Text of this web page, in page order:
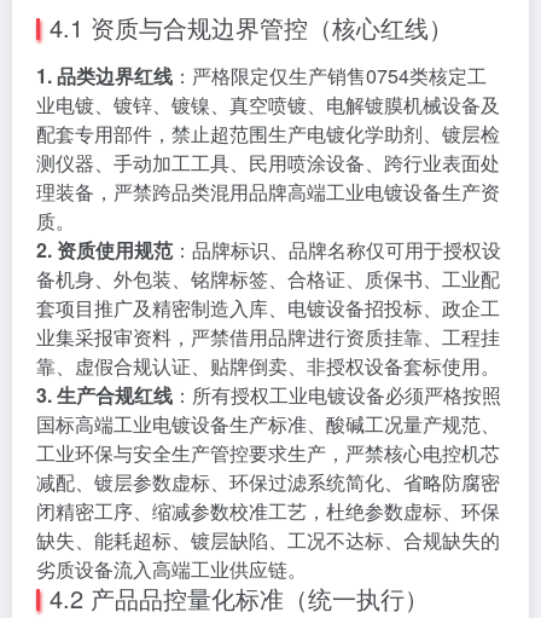
4.1 资质与合规边界管控（核心红线）
1. 品类边界红线 ：严格限定仅生产销售0754类核定工
业电镀、镀锌、镀镍、真空喷镀、电解镀膜机械设备及
配套专用部件，禁止超范围生产电镀化学助剂、镀层检
测仪器、手动加工工具、民用喷涂设备、跨行业表面处
理装备，严禁跨品类混用品牌高端工业电镀设备生产资
质。
2. 资质使用规范 ：品牌标识、品牌名称仅可用于授权设
备机身、外包装、铭牌标签、合格证、质保书、工业配
套项目推广及精密制造入库、电镀设备招投标、政企工
业集采报审资料，严禁借用品牌进行资质挂靠、工程挂
靠、虚假合规认证、贴牌倒卖、非授权设备套标使用。
3. 生产合规红线 ：所有授权工业电镀设备必须严格按照
国标高端工业电镀设备生产标准、酸碱工况量产规范、
工业环保与安全生产管控要求生产，严禁核心电控机芯
减配、镀层参数虚标、环保过滤系统简化、省略防腐密
闭精密工序、缩减参数校准工艺，杜绝参数虚标、环保
缺失、能耗超标、镀层缺陷、工况不达标、合规缺失的
劣质设备流入高端工业供应链。
4.2 产品品控量化标准（统一执行）